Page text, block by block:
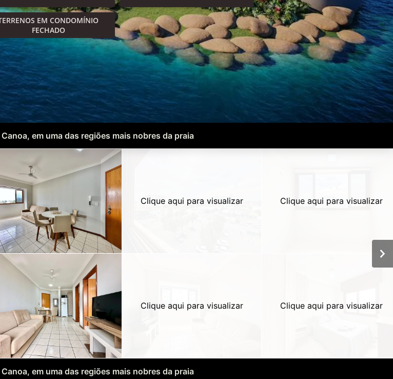
EM CONDOMÍNIO
FECHADO
em uma das regiões mais nobres da praia
Clique aqui para visualizar
Clique aqui para visualizar
Clique aqui para visualizar
Clique aqui para visualizar
em uma das regiões mais nobres da praia